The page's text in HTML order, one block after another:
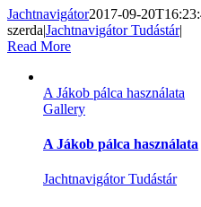
Jachtnavigátor2017-09-
szerda|Jachtnavigátor Tudástár|
Read More
A Jákob pálca használata
Gallery
A Jákob pálca használata
Jachtnavigátor Tudástár